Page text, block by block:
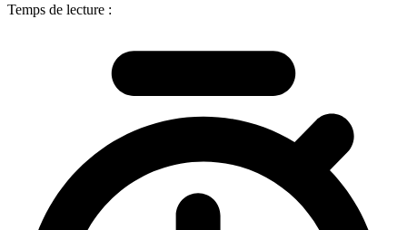
Temps de lecture :